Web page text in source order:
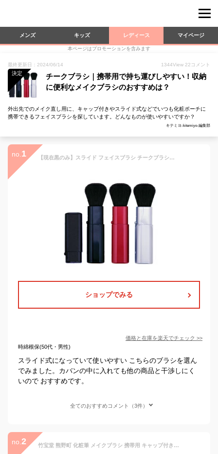
メンズ キッズ レディース マイページ
本ページはプロモーションを含みます
最終更新日：2024/06/14 1344View 22 コメント
決定
チークブラシ｜携帯用で持ち運びしやすい！収納
に便利なメイクブラシのおすすめは？
外出先でのメイク直し用に、キャップ付きやスライド式などでいつも化粧ポーチに
携帯できるフェイスブラシを探しています。どんなものが使いやすいですか？
キテミヨ-kitemiyo-編集部
no. 1 【現在黒のみ】スライド フェイスブラシ チークブラシ（CAPタイプ）《メール便・ネコポス対応 複数同梱可能》携帯に便利なスライドタイプでポーチを汚さず穂先を保護します【シルバー・ワイン廃番】
ショップでみる
価格と在庫を楽天でチェック >>
時綿根保(50代・男性)
スライド式になっていて使いやすい こちらのブラシを選ん
でみました。カバンの中に入れても他の商品と干渉しにく
いので おすすめです。
全てのおすすめコメント（3件）
no. 2 竹宝堂 熊野町 化粧筆 メイクブラシ 携帯用 キャップ付き スライド式 チークブラシ 山羊(粗光峰) ヤギ EI-3 CH-5 CH-6 頬紅用 パウダーブラシ フェイスブラシ 化粧ブラシ 旅行 外出 持ち運び コンパクト make up brush [メール便可(200円)][優れものA]